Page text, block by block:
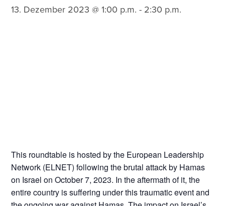
13. Dezember 2023 @ 1:00 p.m. - 2:30 p.m.
This roundtable is hosted by the European Leadership
Network (ELNET) following the brutal attack by Hamas
on Israel on October 7, 2023. In the aftermath of it, the
entire country is suffering under this traumatic event and